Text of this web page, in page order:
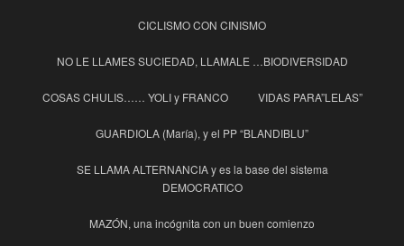
CICLISMO CON CINISMO
NO LE LLAMES SUCIEDAD, LLAMALE …BIODIVERSIDAD
COSAS CHULIS…… YOLI y FRANCO VIDAS PARA”LELAS”
GUARDIOLA (María), y el PP “BLANDIBLU”
SE LLAMA ALTERNANCIA y es la base del sistema
DEMOCRATICO
MAZÓN, una incógnita con un buen comienzo